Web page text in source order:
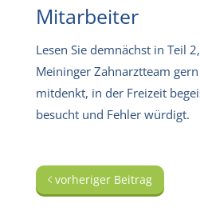
Mitarbeiter
Lesen Sie demnächst in Teil
Meininger Zahnarztteam
mitdenkt, in der Freizeit
besucht und Fehler würdigt.
vorheriger Beitrag